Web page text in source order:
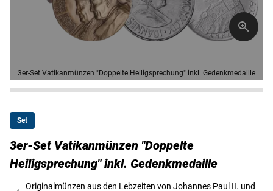
3er-Set Vatikanmünzen "Doppelte Heiligsprechung" inkl. Gedenkmedaille
Set
3er-Set Vatikanmünzen "Doppelte
Heiligsprechung" inkl. Gedenkmedaille
Originalmünzen aus den Lebzeiten von Johannes Paul II. und